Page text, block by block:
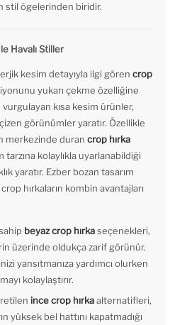
stil ögelerinden biridir.
Havalı Stiller
kesim detayıyla ilgi gören crop
yukarı çekme özelliğine
kısa kesim ürünler,
görünümler yaratır. Özellikle
merkezinde duran crop hırka
tarzına kolaylıkla uyarlanabildiği
yaratır. Ezber bozan tasarım
hırkaların kombin avantajları
beyaz crop hırkaseçenekleri,
üzerinde oldukça zarif görünür.
yansıtmanıza yardımcı olurken
kolaylaştırır.
ince crop hırkaalternatifleri,
yüksek bel hattını kapatmadığı